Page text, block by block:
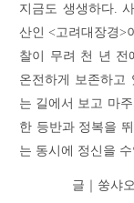
지금도 생생하다.
산인 <고려대장경>
찰이 무려 천 년 전
온전하게 보존하고
는 길에서 보고 마
한 등반과 정복을
는 동시에 정신을
글｜쑹샤